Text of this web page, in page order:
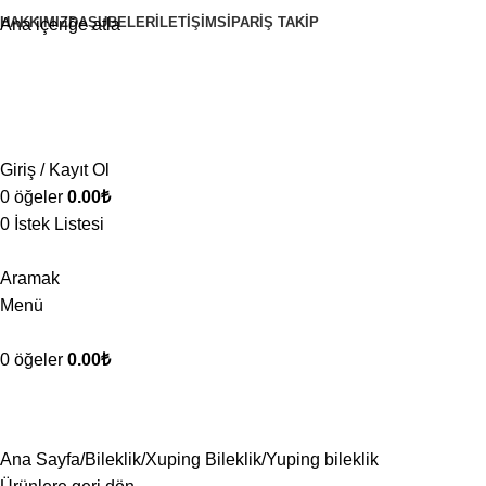
Ana içeriğe atla
HAKKIMIZDAŞUBELER İLETIŞIMSIPARIŞ TAKIP
Giriş / Kayıt Ol
0 öğeler 0.00₺
0 İstek Listesi
Aramak
Menü
0 öğeler 0.00₺
Ana Sayfa Bileklik Xuping Bileklik Yuping bileklik